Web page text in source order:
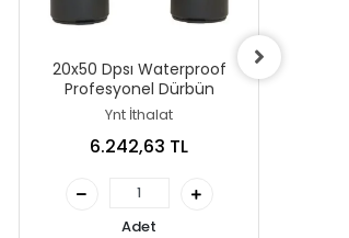
20x50 Dpsı Waterproof
Profesyonel Dürbün
Ynt İthalat
6.242,63 TL
Adet